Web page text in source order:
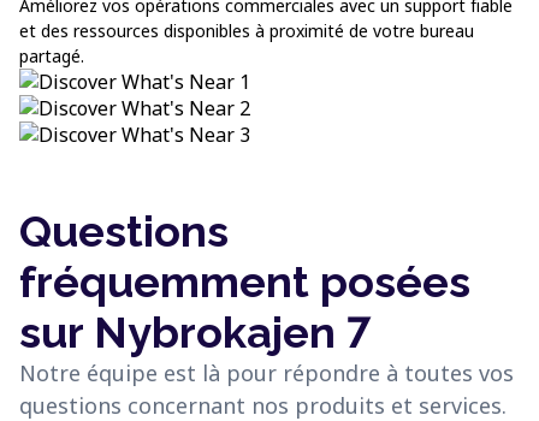
Améliorez vos opérations commerciales avec un support fiable
et des ressources disponibles à proximité de votre bureau
partagé.
Questions
fréquemment posées
sur Nybrokajen 7
Notre équipe est là pour répondre à toutes vos
questions concernant nos produits et services.